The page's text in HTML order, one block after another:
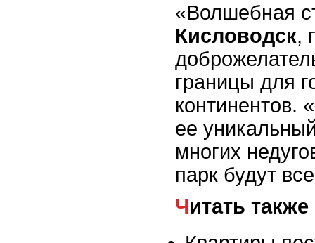
«Волшебная
Кисловодск,
границы для
континентов.
ее
многих
парк будут
Читать также